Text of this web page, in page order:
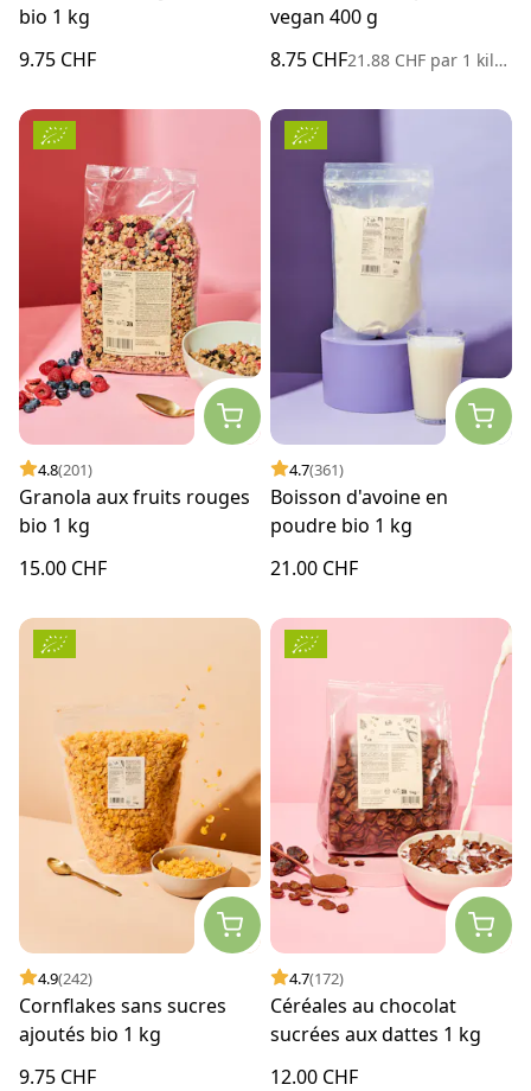
bio 1 kg
9.75 CHF
vegan 400 g
8.75 CHF21.88 CHF par 1 kilogramme
4.8(201)
Granola aux fruits rouges
bio 1 kg
15.00 CHF
4.7(361)
Boisson d'avoine en
poudre bio 1 kg
21.00 CHF
4.9(242)
Cornflakes sans sucres
ajoutés bio 1 kg
9.75 CHF
4.7(172)
Céréales au chocolat
sucrées aux dattes 1 kg
12.00 CHF